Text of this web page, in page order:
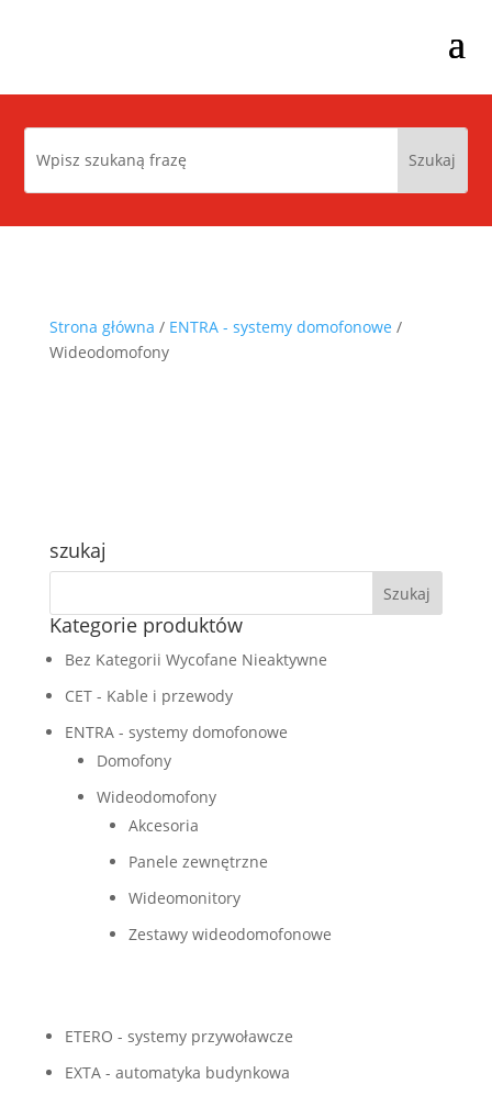
Strona główna / ENTRA - systemy domofonowe /
Wideodomofony
szukaj
Kategorie produktów
Bez Kategorii Wycofane Nieaktywne
CET - Kable i przewody
ENTRA - systemy domofonowe
Domofony
Wideodomofony
Akcesoria
Panele zewnętrzne
Wideomonitory
Zestawy wideodomofonowe
ETERO - systemy przywoławcze
EXTA - automatyka budynkowa